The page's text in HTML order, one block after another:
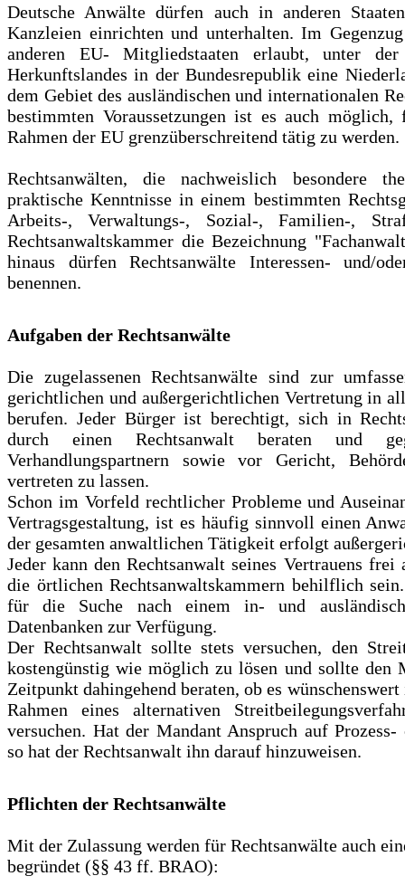
Deutsche Anwälte dürfen auch in anderen
Kanzleien einrichten und unterhalten. Im
anderen EU- Mitgliedstaaten erlaubt, unter der
Herkunftslandes in der Bundesrepublik eine
dem Gebiet des ausländischen und internationalen
bestimmten Voraussetzungen ist es auch
Rahmen der EU grenzüberschreitend tätig zu werden.
Rechtsanwälten, die nachweislich besondere
praktische Kenntnisse in einem bestimmten
Arbeits-, Verwaltungs-, Sozial-, Familien-,
Rechtsanwaltskammer die Bezeichnung
hinaus dürfen Rechtsanwälte Interessen- und/
benennen.
Aufgaben der Rechtsanwälte
Die zugelassenen Rechtsanwälte sind zur
gerichtlichen und außergerichtlichen Vertretung in
berufen. Jeder Bürger ist berechtigt, sich in
durch einen Rechtsanwalt beraten und
Verhandlungspartnern sowie vor Gericht,
vertreten zu lassen.
Schon im Vorfeld rechtlicher Probleme und
Vertragsgestaltung, ist es häufig sinnvoll einen
der gesamten anwaltlichen Tätigkeit erfolgt
Jeder kann den Rechtsanwalt seines Vertrauens frei
die örtlichen Rechtsanwaltskammern behilflich
für die Suche nach einem in- und
Datenbanken zur Verfügung.
Der Rechtsanwalt sollte stets versuchen, den
kostengünstig wie möglich zu lösen und sollte den
Zeitpunkt dahingehend beraten, ob es
Rahmen eines alternativen
versuchen. Hat der Mandant Anspruch auf
so hat der Rechtsanwalt ihn darauf hinzuweisen.
Pflichten der Rechtsanwälte
Mit der Zulassung werden für Rechtsanwälte auch
begründet (§§ 43 ff. BRAO):